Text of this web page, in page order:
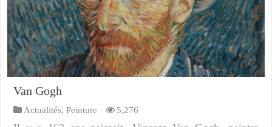
Van Gogh
Actualités,Peinture 5,276